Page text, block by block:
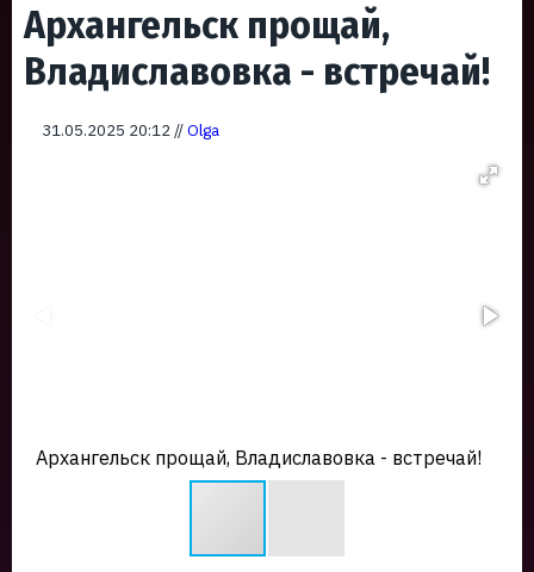
Архангельск прощай,
Владиславовка - встречай!
31.05.2025 20:12 //Olga
Архангельск прощай, Владиславовка - встречай!